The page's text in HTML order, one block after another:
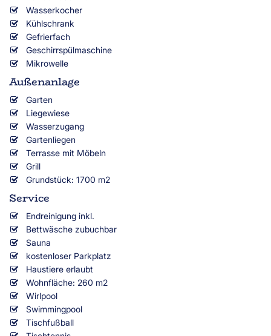
Wasserkocher
Kühlschrank
Gefrierfach
Geschirrspülmaschine
Mikrowelle
Außenanlage
Garten
Liegewiese
Wasserzugang
Gartenliegen
Terrasse mit Möbeln
Grill
Grundstück: 1700 m2
Service
Endreinigung inkl.
Bettwäsche zubuchbar
Sauna
kostenloser Parkplatz
Haustiere erlaubt
Wohnfläche: 260 m2
Wirlpool
Swimmingpool
Tischfußball